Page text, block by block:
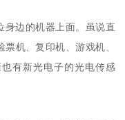
身边的机器上面。虽说直
机、复印机、游戏机、
有新光电子的光电传感